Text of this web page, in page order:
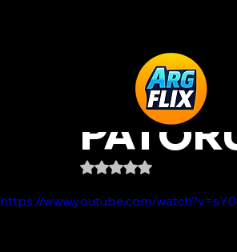
Obtuvo NaN de 5
https://www.youtube.com/